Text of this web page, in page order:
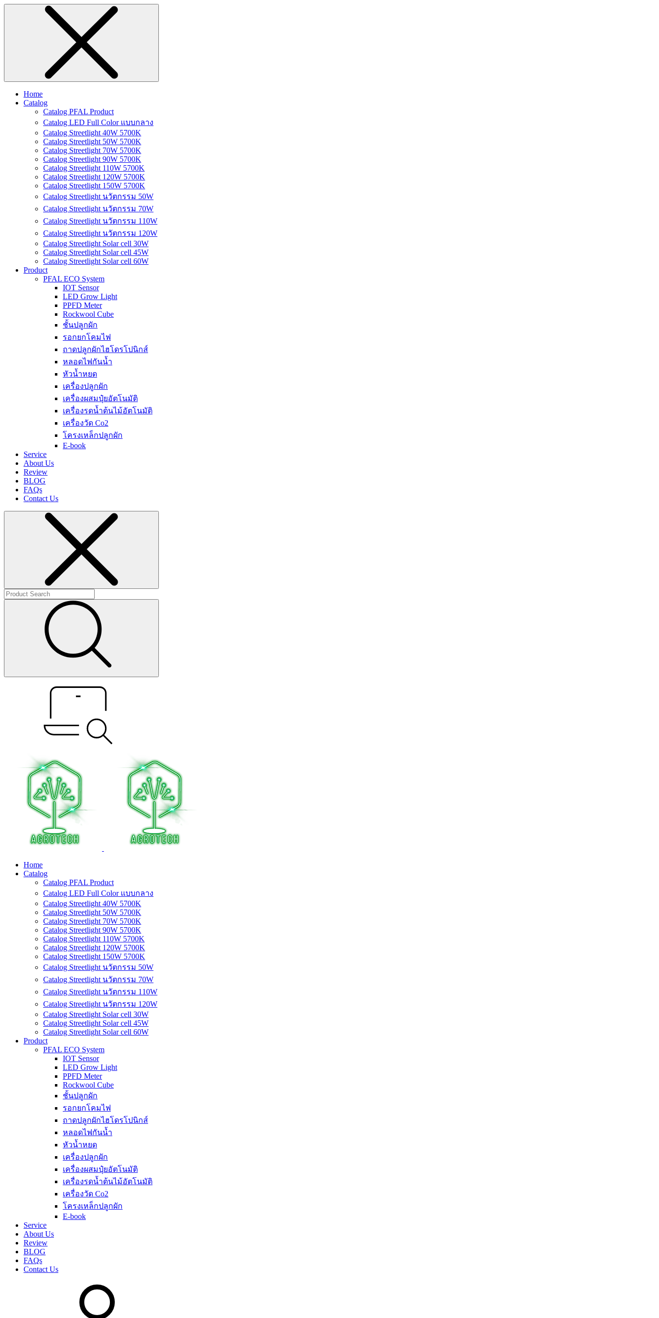
Home
Catalog
Catalog PFAL Product
Catalog LED Full Color แบบกลาง
Catalog Streetlight 40W 5700K
Catalog Streetlight 50W 5700K
Catalog Streetlight 70W 5700K
Catalog Streetlight 90W 5700K
Catalog Streetlight 110W 5700K
Catalog Streetlight 120W 5700K
Catalog Streetlight 150W 5700K
Catalog Streetlight นวัตกรรม 50W
Catalog Streetlight นวัตกรรม 70W
Catalog Streetlight นวัตกรรม 110W
Catalog Streetlight นวัตกรรม 120W
Catalog Streetlight Solar cell 30W
Catalog Streetlight Solar cell 45W
Catalog Streetlight Solar cell 60W
Product
PFAL ECO System
IOT Sensor
LED Grow Light
PPFD Meter
Rockwool Cube
ชั้นปลูกผัก
รอกยกโคมไฟ
ถาดปลูกผักไฮโดรโปนิกส์
หลอดไฟกันน้ำ
หัวน้ำหยด
เครื่องปลูกผัก
เครื่องผสมปุ๋ยอัตโนมัติ
เครื่องรดน้ำต้นไม้อัตโนมัติ
เครื่องวัด Co2
โครงเหล็กปลูกผัก
E-book
Service
About Us
Review
BLOG
FAQs
Contact Us
Home
Catalog
Catalog PFAL Product
Catalog LED Full Color แบบกลาง
Catalog Streetlight 40W 5700K
Catalog Streetlight 50W 5700K
Catalog Streetlight 70W 5700K
Catalog Streetlight 90W 5700K
Catalog Streetlight 110W 5700K
Catalog Streetlight 120W 5700K
Catalog Streetlight 150W 5700K
Catalog Streetlight นวัตกรรม 50W
Catalog Streetlight นวัตกรรม 70W
Catalog Streetlight นวัตกรรม 110W
Catalog Streetlight นวัตกรรม 120W
Catalog Streetlight Solar cell 30W
Catalog Streetlight Solar cell 45W
Catalog Streetlight Solar cell 60W
Product
PFAL ECO System
IOT Sensor
LED Grow Light
PPFD Meter
Rockwool Cube
ชั้นปลูกผัก
รอกยกโคมไฟ
ถาดปลูกผักไฮโดรโปนิกส์
หลอดไฟกันน้ำ
หัวน้ำหยด
เครื่องปลูกผัก
เครื่องผสมปุ๋ยอัตโนมัติ
เครื่องรดน้ำต้นไม้อัตโนมัติ
เครื่องวัด Co2
โครงเหล็กปลูกผัก
E-book
Service
About Us
Review
BLOG
FAQs
Contact Us